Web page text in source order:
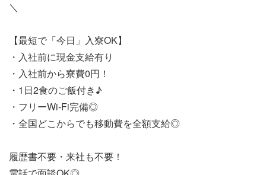
＼
【最短で「今日」入寮OK】
・入社前に現金支給有り
・入社前から寮費0円！
・1日2食のご飯付き♪
・フリーWi-Fi完備◎
・全国どこからでも移動費を全額支給◎
履歴書不要・来社も不要！